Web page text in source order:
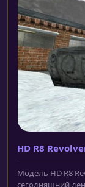
HD R8
Модель HD R8
сегодняшний